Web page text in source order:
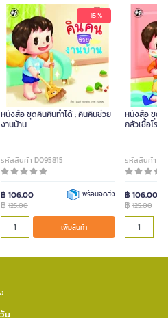
- 15 %
หนังสือ ชุดคินคินทำได้ : คินคินช่วย
งานบ้าน
รหัสสินค้า D095815
฿ 106.00
฿ 125.00
พร้อมจัดส่ง
เพิ่มสินค้า
หนังสือ ชุดคิ
กลัวเชื้อโรค
รหัสสินค้า
฿ 106.00
฿125.00
น